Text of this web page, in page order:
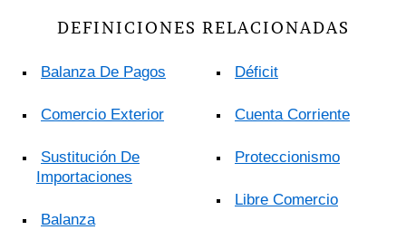
DEFINICIONES RELACIONADAS
Balanza De Pagos
Comercio Exterior
Sustitución De
Importaciones
Balanza
Déficit
Cuenta Corriente
Proteccionismo
Libre Comercio